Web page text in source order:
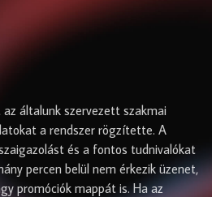
általunk szervezett szakmai
a rendszer rögzítette. A
és a fontos tudnivalókat
percen belül nem érkezik üzenet,
promóciók mappát is. Ha az